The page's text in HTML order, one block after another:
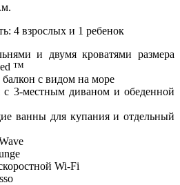
4 взрослых и 1 ребенок
и двумя кроватями размера
™
с видом на море
с 3-местным диваном и обеденной
ванны для купания и отдельный
Wi-Fi